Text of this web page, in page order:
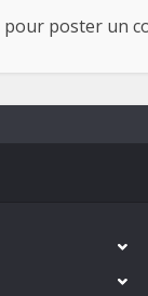
pour poster un